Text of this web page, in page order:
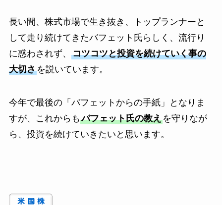
長い間、株式市場で生き抜き、トップランナーと
して走り続けてきたバフェット氏らしく、流行り
に惑わされず、 コツコツと投資を続けていく事の
大切さを説いています。
今年で最後の「バフェットからの手紙」となりま
すが、これからもバフェット氏の教えを守りなが
ら、投資を続けていきたいと思います。